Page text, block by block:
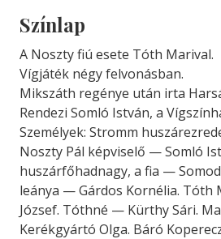
Színlap
A Noszty fiú esete Tóth Marival.
Vígjáték négy felvonásban.
Mikszáth regénye után irta
Rendezi Somló István, a
Személyek: Stromm
Noszty Pál képviselő — Somló
huszárfőhadnagy, a fia —
leánya — Gárdos Kornélia. Tóth
József. Tóthné — Kürthy Sári.
Kerékgyártó Olga. Báró